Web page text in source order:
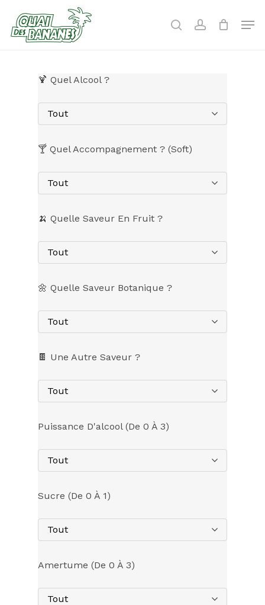
main
content
searchaccount
🍹 Quel Alcool ?
Tout
🍸 Quel Accompagnement ? (Soft)
Tout
🍌 Quelle Saveur En Fruit ?
Tout
🌼 Quelle Saveur Botanique ?
Tout
🍫 Une Autre Saveur ?
Tout
Puissance D'alcool (de 0 À 3)
Tout
Sucre (de 0 À 1)
Tout
Amertume (de 0 À 3)
Tout